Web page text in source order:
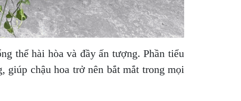
thể hài hòa và đầy ấn tượng. Phần tiểu
giúp chậu hoa trở nên bắt mắt trong mọi